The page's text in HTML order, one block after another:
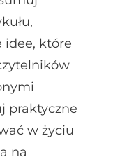
idee, które
praktyczne
w życiu
na